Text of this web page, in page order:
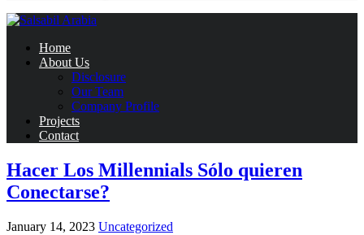
Home
About Us
Disclosure
Our Team
Company Profile
Projects
Contact
Hacer Los Millennials Sólo quieren
Conectarse?
January 14, 2023 Uncategorized